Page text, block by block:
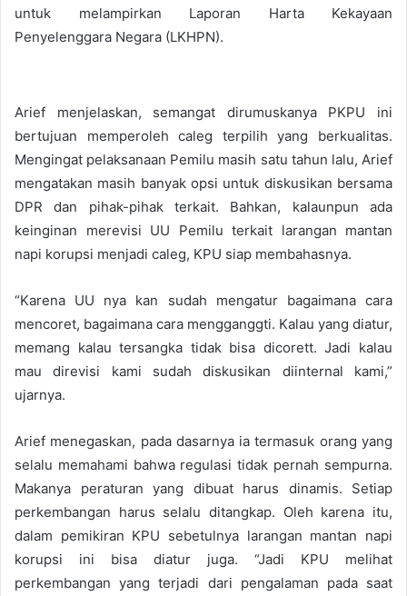
untuk melampirkan Laporan Harta Kekayaan
Penyelenggara Negara (LKHPN).
Arief menjelaskan, semangat dirumuskanya PKPU ini
bertujuan memperoleh caleg terpilih yang berkualitas.
Mengingat pelaksanaan Pemilu masih satu tahun lalu, Arief
mengatakan masih banyak opsi untuk diskusikan bersama
DPR dan pihak-pihak terkait. Bahkan, kalaunpun ada
keinginan merevisi UU Pemilu terkait larangan mantan
napi korupsi menjadi caleg, KPU siap membahasnya.
“Karena UU nya kan sudah mengatur bagaimana cara
mencoret, bagaimana cara mengganggti. Kalau yang diatur,
memang kalau tersangka tidak bisa dicorett. Jadi kalau
mau direvisi kami sudah diskusikan diinternal kami,”
ujarnya.
Arief menegaskan, pada dasarnya ia termasuk orang yang
selalu memahami bahwa regulasi tidak pernah sempurna.
Makanya peraturan yang dibuat harus dinamis. Setiap
perkembangan harus selalu ditangkap. Oleh karena itu,
dalam pemikiran KPU sebetulnya larangan mantan napi
korupsi ini bisa diatur juga. “Jadi KPU melihat
perkembangan yang terjadi dari pengalaman pada saat